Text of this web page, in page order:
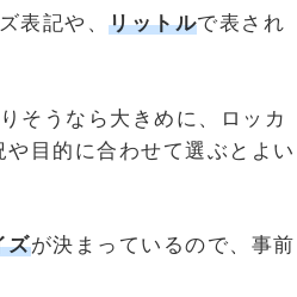
表記や、 リットルで表され
そうなら大きめに、ロッカ
目的に合わせて選ぶとよい
ズが決まっているので、事前